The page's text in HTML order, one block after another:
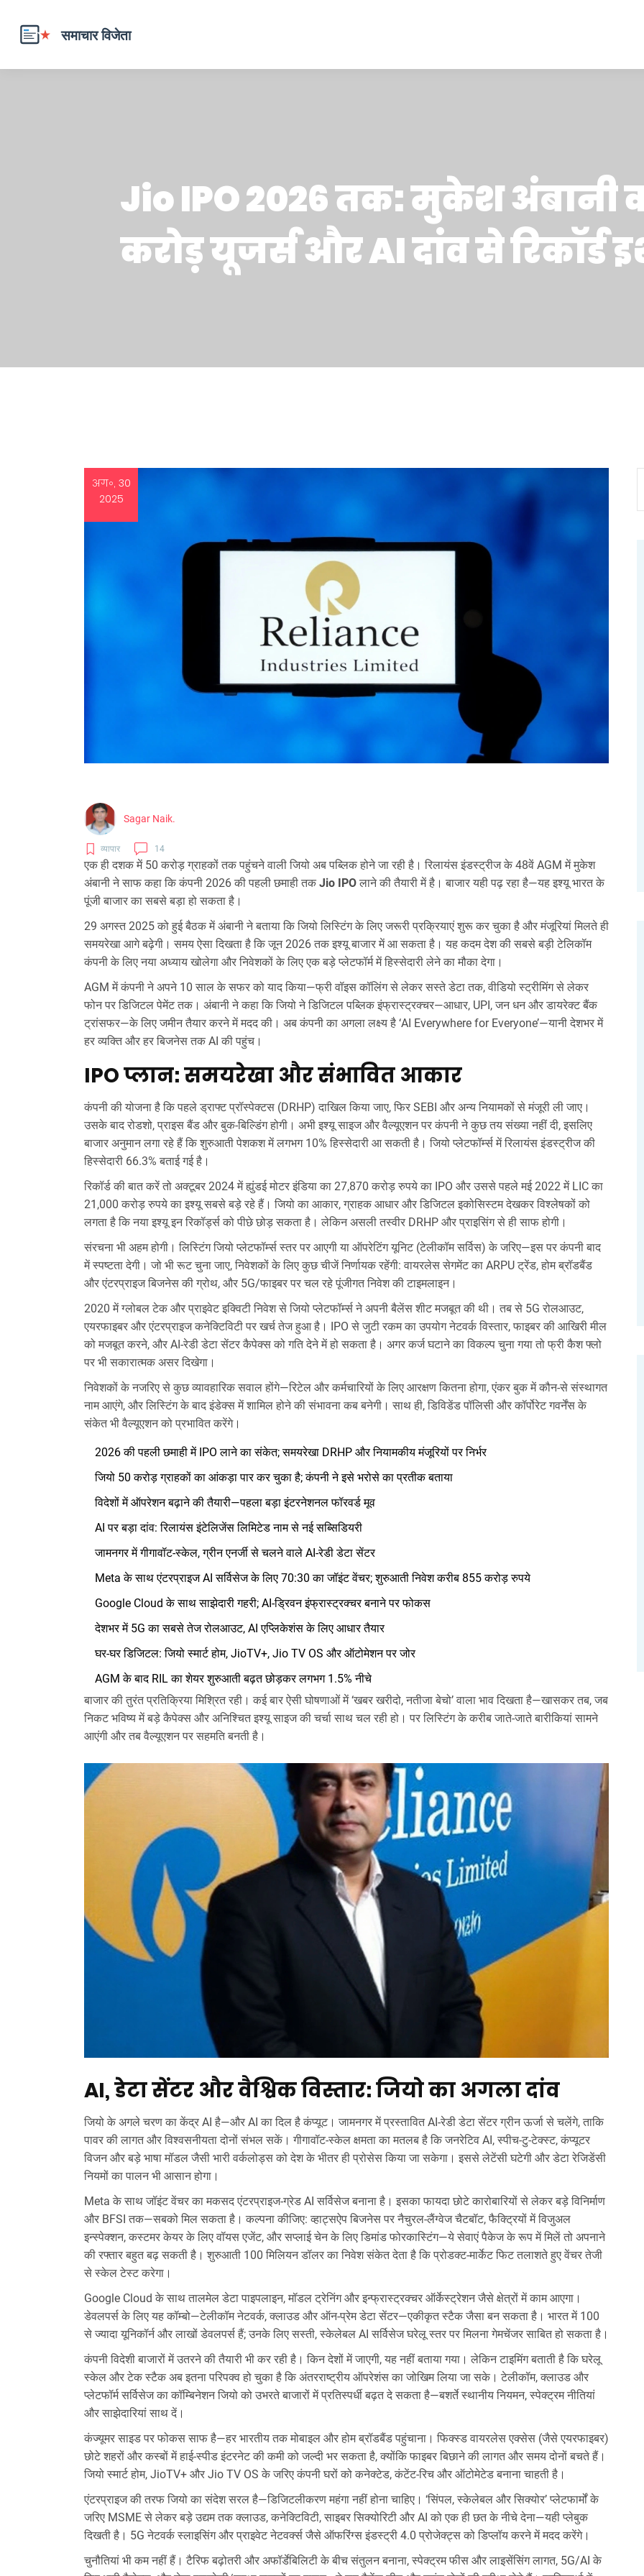
Jio IPO 2026 तक: मुकेश अंबानी
करोड़ यूजर्स और AI दांव से रिकॉर्ड
अग॰, 30
2025
Sagar Naik.
व्यापार 14
एक ही दशक में 50 करोड़ ग्राहकों तक पहुंचने वाली जियो अब पब्लिक होने जा रही है। रिलायंस इंडस्ट्रीज के 48वें AGM में मुकेश
अंबानी ने साफ कहा कि कंपनी 2026 की पहली छमाही तक Jio IPO लाने की तैयारी में है। बाजार यही पढ़ रहा है—यह इश्यू भारत के
पूंजी बाजार का सबसे बड़ा हो सकता है।
29 अगस्त 2025 को हुई बैठक में अंबानी ने बताया कि जियो लिस्टिंग के लिए जरूरी प्रक्रियाएं शुरू कर चुका है और मंजूरियां मिलते ही
समयरेखा आगे बढ़ेगी। समय ऐसा दिखता है कि जून 2026 तक इश्यू बाजार में आ सकता है। यह कदम देश की सबसे बड़ी टेलिकॉम
कंपनी के लिए नया अध्याय खोलेगा और निवेशकों के लिए एक बड़े प्लेटफॉर्म में हिस्सेदारी लेने का मौका देगा।
AGM में कंपनी ने अपने 10 साल के सफर को याद किया—फ्री वॉइस कॉलिंग से लेकर सस्ते डेटा तक, वीडियो स्ट्रीमिंग से लेकर
फोन पर डिजिटल पेमेंट तक। अंबानी ने कहा कि जियो ने डिजिटल पब्लिक इंफ्रास्ट्रक्चर—आधार, UPI, जन धन और डायरेक्ट बैंक
ट्रांसफर—के लिए जमीन तैयार करने में मदद की। अब कंपनी का अगला लक्ष्य है ‘AI Everywhere for Everyone’—यानी देशभर में
हर व्यक्ति और हर बिजनेस तक AI की पहुंच।
IPO प्लान: समयरेखा और संभावित आकार
कंपनी की योजना है कि पहले ड्राफ्ट प्रॉस्पेक्टस (DRHP) दाखिल किया जाए, फिर SEBI और अन्य नियामकों से मंजूरी ली जाए।
उसके बाद रोडशो, प्राइस बैंड और बुक-बिल्डिंग होगी। अभी इश्यू साइज और वैल्यूएशन पर कंपनी ने कुछ तय संख्या नहीं दी, इसलिए
बाजार अनुमान लगा रहे हैं कि शुरुआती पेशकश में लगभग 10% हिस्सेदारी आ सकती है। जियो प्लेटफॉर्म्स में रिलायंस इंडस्ट्रीज की
हिस्सेदारी 66.3% बताई गई है।
रिकॉर्ड की बात करें तो अक्टूबर 2024 में ह्युंडई मोटर इंडिया का 27,870 करोड़ रुपये का IPO और उससे पहले मई 2022 में LIC का
21,000 करोड़ रुपये का इश्यू सबसे बड़े रहे हैं। जियो का आकार, ग्राहक आधार और डिजिटल इकोसिस्टम देखकर विश्लेषकों को
लगता है कि नया इश्यू इन रिकॉर्ड्स को पीछे छोड़ सकता है। लेकिन असली तस्वीर DRHP और प्राइसिंग से ही साफ होगी।
संरचना भी अहम होगी। लिस्टिंग जियो प्लेटफॉर्म्स स्तर पर आएगी या ऑपरेटिंग यूनिट (टेलीकॉम सर्विस) के जरिए—इस पर कंपनी बाद
में स्पष्टता देगी। जो भी रूट चुना जाए, निवेशकों के लिए कुछ चीजें निर्णायक रहेंगी: वायरलेस सेगमेंट का ARPU ट्रेंड, होम ब्रॉडबैंड
और एंटरप्राइज बिजनेस की ग्रोथ, और 5G/फाइबर पर चल रहे पूंजीगत निवेश की टाइमलाइन।
2020 में ग्लोबल टेक और प्राइवेट इक्विटी निवेश से जियो प्लेटफॉर्म्स ने अपनी बैलेंस शीट मजबूत की थी। तब से 5G रोलआउट,
एयरफाइबर और एंटरप्राइज कनेक्टिविटी पर खर्च तेज हुआ है। IPO से जुटी रकम का उपयोग नेटवर्क विस्तार, फाइबर की आखिरी मील
को मजबूत करने, और AI-रेडी डेटा सेंटर कैपेक्स को गति देने में हो सकता है। अगर कर्ज घटाने का विकल्प चुना गया तो फ्री कैश फ्लो
पर भी सकारात्मक असर दिखेगा।
निवेशकों के नजरिए से कुछ व्यावहारिक सवाल होंगे—रिटेल और कर्मचारियों के लिए आरक्षण कितना होगा, एंकर बुक में कौन-से संस्थागत
नाम आएंगे, और लिस्टिंग के बाद इंडेक्स में शामिल होने की संभावना कब बनेगी। साथ ही, डिविडेंड पॉलिसी और कॉर्पोरेट गवर्नेंस के
संकेत भी वैल्यूएशन को प्रभावित करेंगे।
2026 की पहली छमाही में IPO लाने का संकेत; समयरेखा DRHP और नियामकीय मंजूरियों पर निर्भर
जियो 50 करोड़ ग्राहकों का आंकड़ा पार कर चुका है; कंपनी ने इसे भरोसे का प्रतीक बताया
विदेशों में ऑपरेशन बढ़ाने की तैयारी—पहला बड़ा इंटरनेशनल फॉरवर्ड मूव
AI पर बड़ा दांव: रिलायंस इंटेलिजेंस लिमिटेड नाम से नई सब्सिडियरी
जामनगर में गीगावॉट-स्केल, ग्रीन एनर्जी से चलने वाले AI-रेडी डेटा सेंटर
Meta के साथ एंटरप्राइज AI सर्विसेज के लिए 70:30 का जॉइंट वेंचर; शुरुआती निवेश करीब 855 करोड़ रुपये
Google Cloud के साथ साझेदारी गहरी; AI-ड्रिवन इंफ्रास्ट्रक्चर बनाने पर फोकस
देशभर में 5G का सबसे तेज रोलआउट, AI एप्लिकेशंस के लिए आधार तैयार
घर-घर डिजिटल: जियो स्मार्ट होम, JioTV+, Jio TV OS और ऑटोमेशन पर जोर
AGM के बाद RIL का शेयर शुरुआती बढ़त छोड़कर लगभग 1.5% नीचे
बाजार की तुरंत प्रतिक्रिया मिश्रित रही। कई बार ऐसी घोषणाओं में ‘खबर खरीदो, नतीजा बेचो’ वाला भाव दिखता है—खासकर तब, जब
निकट भविष्य में बड़े कैपेक्स और अनिश्चित इश्यू साइज की चर्चा साथ चल रही हो। पर लिस्टिंग के करीब जाते-जाते बारीकियां सामने
आएंगी और तब वैल्यूएशन पर सहमति बनती है।
AI, डेटा सेंटर और वैश्विक विस्तार: जियो का अगला दांव
जियो के अगले चरण का केंद्र AI है—और AI का दिल है कंप्यूट। जामनगर में प्रस्तावित AI-रेडी डेटा सेंटर ग्रीन ऊर्जा से चलेंगे, ताकि
पावर की लागत और विश्वसनीयता दोनों संभल सकें। गीगावॉट-स्केल क्षमता का मतलब है कि जनरेटिव AI, स्पीच-टु-टेक्स्ट, कंप्यूटर
विजन और बड़े भाषा मॉडल जैसी भारी वर्कलोड्स को देश के भीतर ही प्रोसेस किया जा सकेगा। इससे लेटेंसी घटेगी और डेटा रेजिडेंसी
नियमों का पालन भी आसान होगा।
Meta के साथ जॉइंट वेंचर का मकसद एंटरप्राइज-ग्रेड AI सर्विसेज बनाना है। इसका फायदा छोटे कारोबारियों से लेकर बड़े विनिर्माण
और BFSI तक—सबको मिल सकता है। कल्पना कीजिए: व्हाट्सऐप बिजनेस पर नैचुरल-लैंग्वेज चैटबॉट, फैक्ट्रियों में विजुअल
इन्स्पेक्शन, कस्टमर केयर के लिए वॉयस एजेंट, और सप्लाई चेन के लिए डिमांड फोरकास्टिंग—ये सेवाएं पैकेज के रूप में मिलें तो अपनाने
की रफ्तार बहुत बढ़ सकती है। शुरुआती 100 मिलियन डॉलर का निवेश संकेत देता है कि प्रोडक्ट-मार्केट फिट तलाशते हुए वेंचर तेजी
से स्केल टेस्ट करेगा।
Google Cloud के साथ तालमेल डेटा पाइपलाइन, मॉडल ट्रेनिंग और इन्फ्रास्ट्रक्चर ऑर्केस्ट्रेशन जैसे क्षेत्रों में काम आएगा।
डेवलपर्स के लिए यह कॉम्बो—टेलीकॉम नेटवर्क, क्लाउड और ऑन-प्रेम डेटा सेंटर—एकीकृत स्टैक जैसा बन सकता है। भारत में 100
से ज्यादा यूनिकॉर्न और लाखों डेवलपर्स हैं; उनके लिए सस्ती, स्केलेबल AI सर्विसेज घरेलू स्तर पर मिलना गेमचेंजर साबित हो सकता है।
कंपनी विदेशी बाजारों में उतरने की तैयारी भी कर रही है। किन देशों में जाएगी, यह नहीं बताया गया। लेकिन टाइमिंग बताती है कि घरेलू
स्केल और टेक स्टैक अब इतना परिपक्व हो चुका है कि अंतरराष्ट्रीय ऑपरेशंस का जोखिम लिया जा सके। टेलीकॉम, क्लाउड और
प्लेटफॉर्म सर्विसेज का कॉम्बिनेशन जियो को उभरते बाजारों में प्रतिस्पर्धी बढ़त दे सकता है—बशर्ते स्थानीय नियमन, स्पेक्ट्रम नीतियां
और साझेदारियां साथ दें।
कंज्यूमर साइड पर फोकस साफ है—हर भारतीय तक मोबाइल और होम ब्रॉडबैंड पहुंचाना। फिक्स्ड वायरलेस एक्सेस (जैसे एयरफाइबर)
छोटे शहरों और कस्बों में हाई-स्पीड इंटरनेट की कमी को जल्दी भर सकता है, क्योंकि फाइबर बिछाने की लागत और समय दोनों बचते हैं।
जियो स्मार्ट होम, JioTV+ और Jio TV OS के जरिए कंपनी घरों को कनेक्टेड, कंटेंट-रिच और ऑटोमेटेड बनाना चाहती है।
एंटरप्राइज की तरफ जियो का संदेश सरल है—डिजिटलीकरण महंगा नहीं होना चाहिए। ‘सिंपल, स्केलेबल और सिक्योर’ प्लेटफार्मों के
जरिए MSME से लेकर बड़े उद्यम तक क्लाउड, कनेक्टिविटी, साइबर सिक्योरिटी और AI को एक ही छत के नीचे देना—यही प्लेबुक
दिखती है। 5G नेटवर्क स्लाइसिंग और प्राइवेट नेटवर्क्स जैसे ऑफरिंग्स इंडस्ट्री 4.0 प्रोजेक्ट्स को डिप्लॉय करने में मदद करेंगे।
चुनौतियां भी कम नहीं हैं। टैरिफ बढ़ोतरी और अफॉर्डेबिलिटी के बीच संतुलन बनाना, स्पेक्ट्रम फीस और लाइसेंसिंग लागत, 5G/AI के